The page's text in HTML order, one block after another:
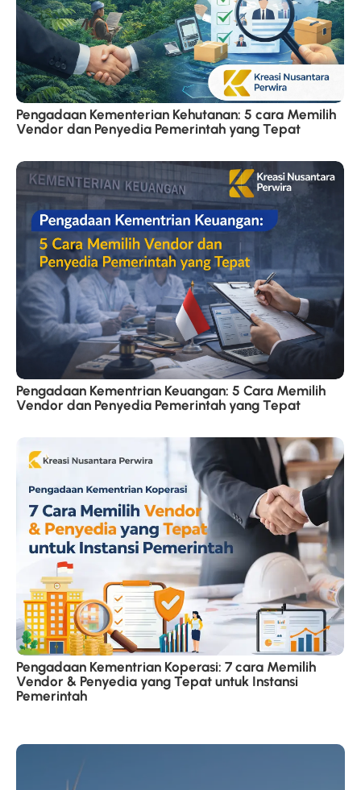
Pengadaan Kementerian Kehutanan: 5 cara Memilih
Vendor dan Penyedia Pemerintah yang Tepat
Pengadaan Kementrian Keuangan: 5 Cara Memilih
Vendor dan Penyedia Pemerintah yang Tepat
Pengadaan Kementrian Koperasi: 7 cara Memilih
Vendor & Penyedia yang Tepat untuk Instansi
Pemerintah